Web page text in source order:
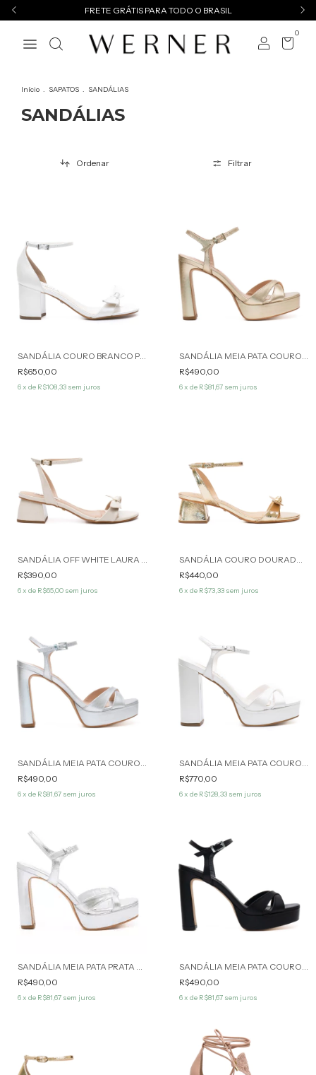
FRETE GRÁTIS PARA TODO O BRASIL
0
Início . SAPATOS . SANDÁLIAS
SANDÁLIAS
Ordenar Filtrar
R$650,00
6x de R$108,33 sem juros
R$490,00
6x de R$81,67 sem juros
R$390,00
6x de R$65,00 sem juros
R$440,00
6x de R$73,33 sem juros
R$490,00
6x de R$81,67 sem juros
R$770,00
6x de R$128,33 sem juros
R$490,00
6x de R$81,67 sem juros
R$490,00
6x de R$81,67 sem juros